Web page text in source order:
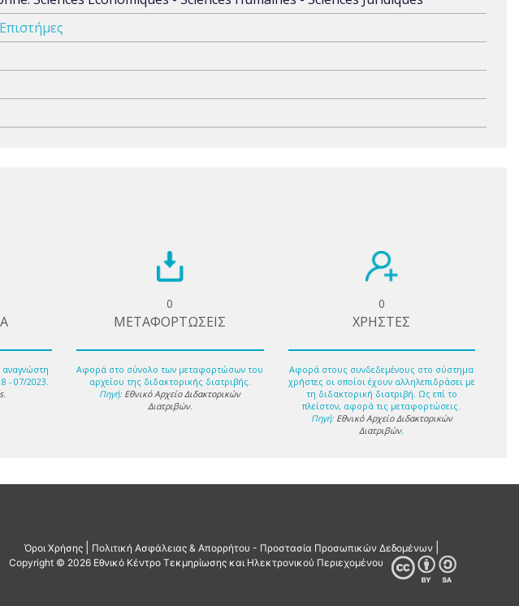
- 07/2023.
.
0
ΜΕΤΑΦΟΡΤΩΣΕΙΣ
Αφορά στο σύνολο των μεταφορτώσων του
αρχείου της διδακτορικής διατριβής.
Πηγή: Εθνικό Αρχείο Διδακτορικών
Διατριβών.
0
ΧΡΗΣΤΕΣ
Αφορά στους συνδεδεμένους στο σύστημα
χρήστες οι οποίοι έχουν αλληλεπιδράσει με
τη διδακτορική διατριβή. Ως επί το
πλείστον, αφορά τις μεταφορτώσεις.
Πηγή: Εθνικό Αρχείο Διδακτορικών
Διατριβών.